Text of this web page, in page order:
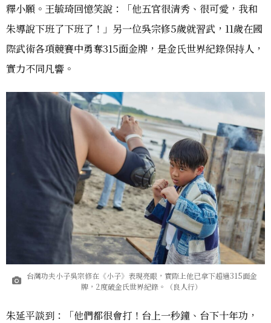
釋小願。王毓琦回憶笑說：「他五官很清秀、很可愛，我和
朱導說下班了下班了！」另一位吳宗修5歲就習武，11歲在國
際武術各項競賽中勇奪315面金牌，是金氏世界紀錄保持人，
實力不同凡響。
台灣功夫小子吳宗修在《小子》表現亮眼，實際上他已拿下超過315面金
牌，2度破金氏世界紀錄。（良人行）
朱延平談到：「他們都很會打！台上一秒鐘、台下十年功，